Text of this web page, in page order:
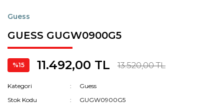
Guess
GUESS GUGW0900G5
%15 11.492,00 TL 13.520,00 TL
Kategori
Guess
Stok Kodu
GUGW0900G5